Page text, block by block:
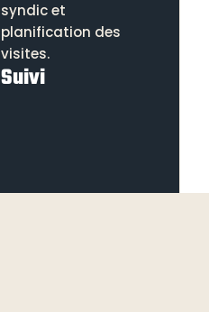
syndic et
planification des
visites.
Suivi